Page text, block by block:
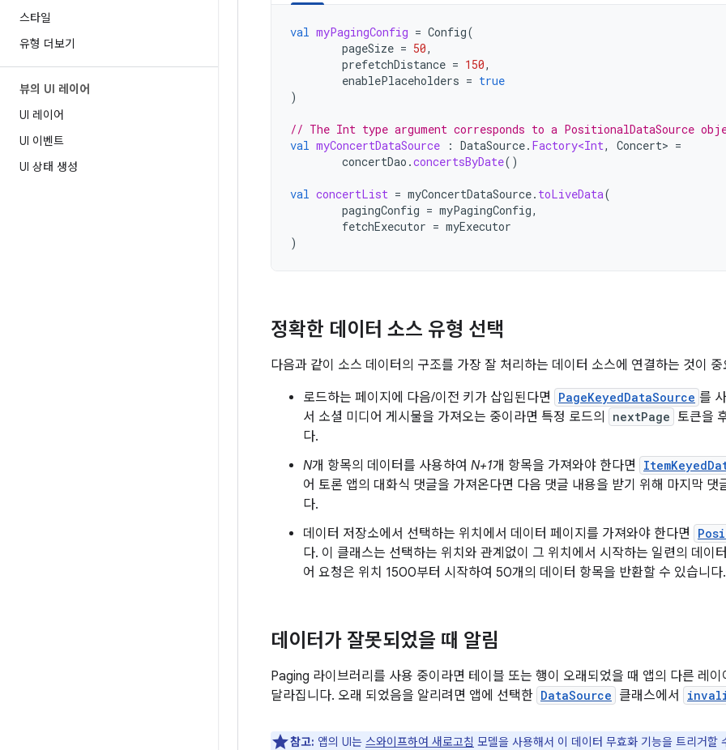
스타일
유형 더보기
뷰의 UI 레이어
UI 레이어
UI 이벤트
UI 상태 생성
val myPagingConfig = Config(
pageSize = 50,
prefetchDistance = 150,
enablePlaceholders = true
)
// The Int type argument corresponds to a PositionalDataSource
val myConcertDataSource : DataSource. Factory<Int, Concert> =
concertDao .concertsByDate()
val concertList = myConcertDataSource. toLiveData(
pagingConfig = myPagingConfig,
fetchExecutor = myExecutor
)
정확한 데이터 소스 유형 선택
다음과 같이 소스 데이터의 구조를 가장 잘 처리하는 데이터 소스에 연결하는 것이
로드하는 페이지에 다음/이전 키가 삽입된다면
PageKeyedDataSource 를
서 소셜 미디어 게시물을 가져오는 중이라면 특정 로드의
nextPage 토큰을
다.
N개 항목의 데이터를 사용하여 N+1개 항목을 가져와야 한다면
어 토론 앱의 대화식 댓글을 가져온다면 다음 댓글 내용을 받기 위해 마지막
다.
데이터 저장소에서 선택하는 위치에서 데이터 페이지를 가져와야 한다면
다. 이 클래스는 선택하는 위치와 관계없이 그 위치에서 시작하는 일련의 데이
어 요청은 위치 1500부터 시작하여 50개의 데이터 항목을 반환할 수 있습니다.
데이터가 잘못되었을 때 알림
Paging 라이브러리를 사용 중이라면 테이블 또는 행이 오래되었을 때 앱의 다른 레
달라집니다. 오래 되었음을 알리려면 앱에 선택한 DataSource 클래스에서
참고: 앱의 UI는 스와이프하여 새로고침 모델을 사용해서 이 데이터 무효화 기능을 트리거할